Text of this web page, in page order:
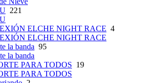
221
ELCHE NIGHT RACE 4
ELCHE NIGHT RACE
la banda 95
la banda
PARA TODOS 19
PARA TODOS